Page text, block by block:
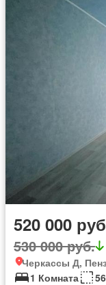
520 000
530 000 руб.
Черкассы Д,
1 Комната